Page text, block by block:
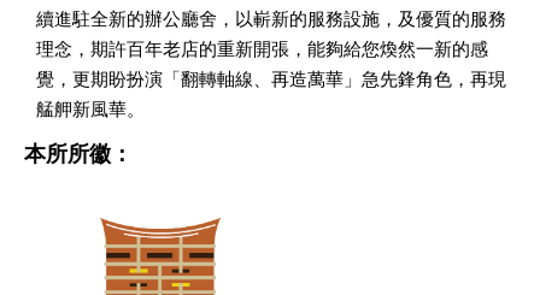
續進駐全新的辦公廳舍，以嶄新的服務設施，及優質的服務
理念，期許百年老店的重新開張，能夠給您煥然一新的感
覺，更期盼扮演「翻轉軸線、再造萬華」急先鋒角色，再現
艋舺新風華。
本所所徽：